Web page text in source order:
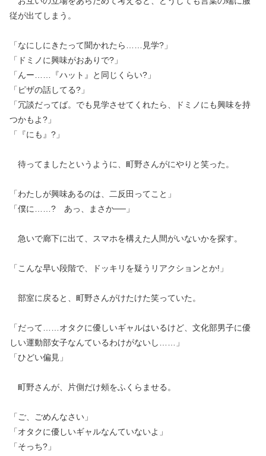
従が出てしまう。
「なにしにきたって聞かれたら……見学?」
「ドミノに興味がおありで?」
「んー……『ハット』と同じくらい?」
「ピザの話してる?」
「冗談だってば。でも見学させてくれたら、ドミノにも興味を持
つかもよ?」
「『にも』?」
待ってましたというように、町野さんがにやりと笑った。
「わたしが興味あるのは、二反田ってこと」
「僕に……? あっ、まさか──」
急いで廊下に出て、スマホを構えた人間がいないかを探す。
「こんな早い段階で、ドッキリを疑うリアクションとか!」
部室に戻ると、町野さんがけたけた笑っていた。
「だって……オタクに優しいギャルはいるけど、文化部男子に優
しい運動部女子なんているわけがないし……」
「ひどい偏見」
町野さんが、片側だけ頰をふくらませる。
「ご、ごめんなさい」
「オタクに優しいギャルなんていないよ」
「そっち?」